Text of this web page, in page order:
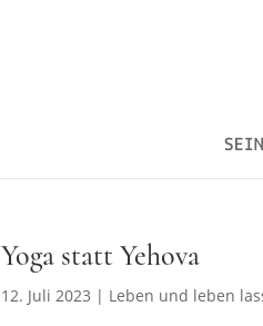
SEIN
Yoga statt Yehova
12. Juli 2023 | Leben und leben